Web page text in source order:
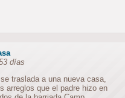
días
traslada a una nueva casa,
arreglos que el padre hizo en